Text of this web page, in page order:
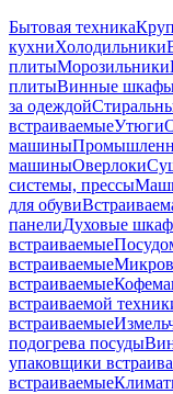
Бытовая техника
кухниХолодильники
плитыМорозильники
плитыВинные
за одеждой
встраиваемыеУтюги
машины
машиныОверлоки
системы, прессы
для обуви
панелиДуховые
встраиваемые
встраиваемые
встраиваемые
встраиваемой
встраиваемые
подогрева посуды
упаковщики
встраиваемые